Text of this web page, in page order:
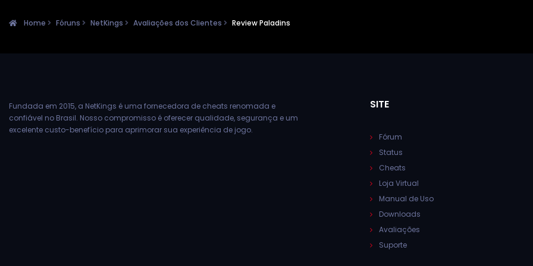
Home Fóruns NetKings Avaliações dos Clientes Review Paladins
Fundada em 2015, a NetKings é uma fornecedora de cheats renomada e
confiável no Brasil. Nosso compromisso é oferecer qualidade, segurança e um
excelente custo-benefício para aprimorar sua experiência de jogo.
SITE
Fórum
Status
Cheats
Loja Virtual
Manual de Uso
Downloads
Avaliações
Suporte